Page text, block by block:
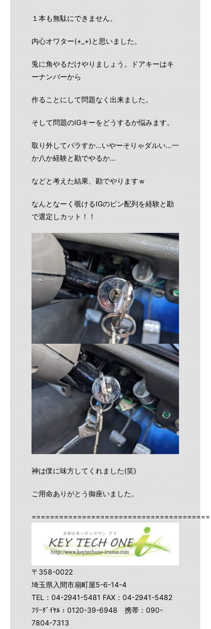
１本も無駄にできません。
内心オワター(+_+)と思いました。
兎に角やるだけやりましょう。ドアキーはキ
ーナンバーから
作ることにして問題なく出来ました。
そして問題のIGキーをどうするか悩みます。
取り外してバラすか…いやーそりゃダルい…一
か八か経験と勘でやるか…
などと考えた結果、勘でやりますｗ
なんとなーく覗けるIGのピン配列を経験と勘
で選定しカット！！
神は僕に味方してくれました(笑)
ご用命ありがとう御座いました。
〒358-0022
埼玉県入間市扇町屋5-6-14-4
TEL：04-2941-5481 FAX：04-2941-5482
ﾌﾘｰﾀﾞｲﾔﾙ：0120-39-6948 携帯：090-
7804-7313